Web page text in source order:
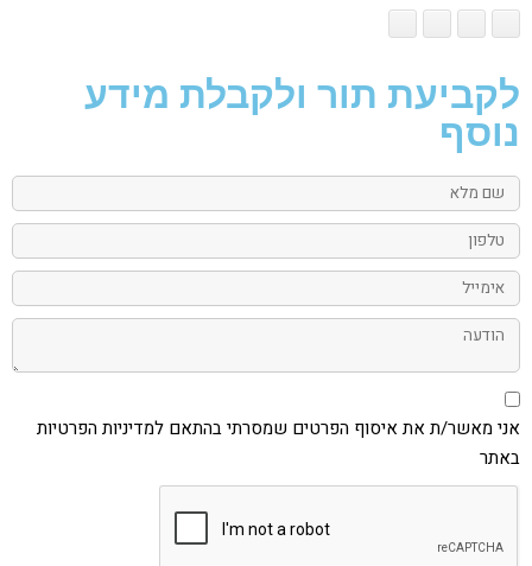
לקביעת תור ולקבלת מידע
נוסף
שם
מלא
טלפון
אימייל
הודעה
אני
מאשר/ת
את
הפרטים
שמסרתי
באתר
אני מאשר/ת את איסוף הפרטים שמסרתי בהתאם למדיניות הפרטיות
באתר